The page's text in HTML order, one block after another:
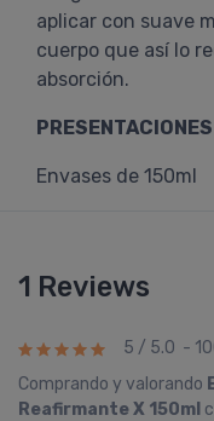
aplicar con suave
cuerpo que así lo
absorción.
PRESENTACIONES
Envases de 150ml
1 Reviews
5 / 5.0 -
Comprando y valorando
Reafirmante X 150ml